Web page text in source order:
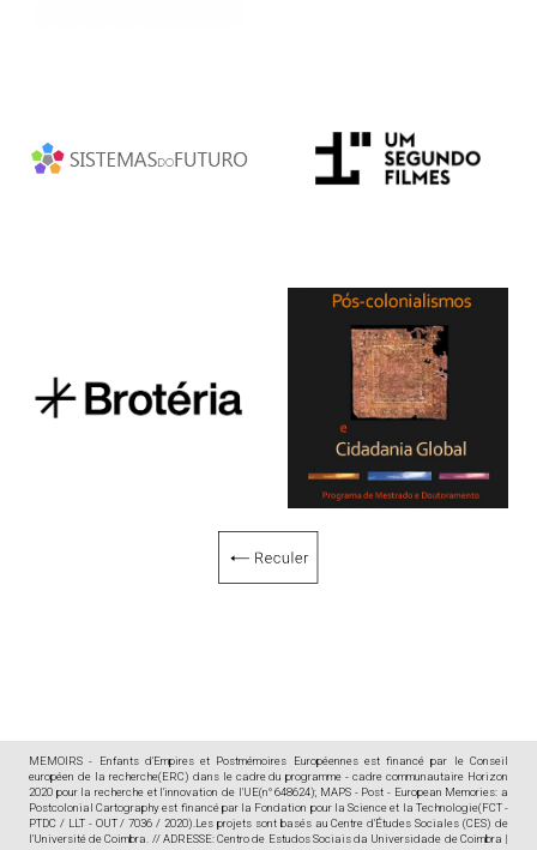
MEMOIRS - Enfants d'Empires et Postmémoires Européennes est financé par le Conseil
européen de la recherche(ERC) dans le cadre du programme - cadre communautaire Horizon
2020 pour la recherche et l'innovation de l'UE(n° 648624); MAPS - Post - European Memories: a
Postcolonial Cartography est financé par la Fondation pour la Science et la Technologie(FCT -
PTDC / LLT - OUT / 7036 / 2020).Les projets sont basés au Centre d'Études Sociales (CES) de
l'Université de Coimbra. // ADRESSE: Centro de Estudos Sociais da Universidade de Coimbra |